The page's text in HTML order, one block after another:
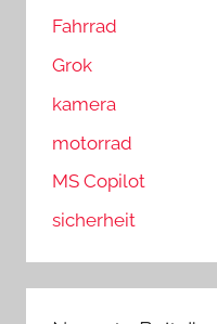
Fahrrad
Grok
kamera
motorrad
MS Copilot
sicherheit